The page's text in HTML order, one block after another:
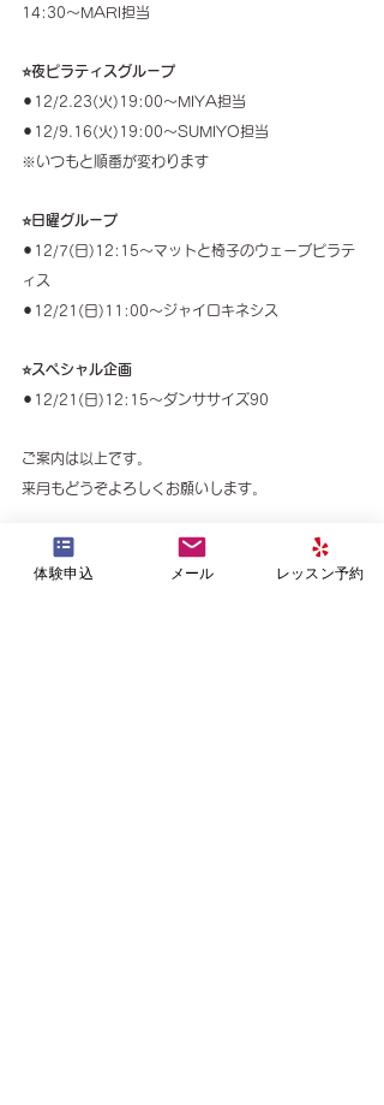
14:30〜MARI担当
⭐️夜ピラティスグループ
⚫︎12/2.23(火)19:00〜MIYA担当
⚫︎12/9.16(火)19:00〜SUMIYO担当
※いつもと順番が変わります
⭐️日曜グループ
⚫︎12/7(日)12:15〜マットと椅子のウェーブピラテ
ィス
⚫︎12/21(日)11:00〜ジャイロキネシス
⭐️スペシャル企画
⚫︎12/21(日)12:15〜ダンササイズ90
ご案内は以上です。
来月もどうぞよろしくお願いします。
体験申込 メール レッスン予約